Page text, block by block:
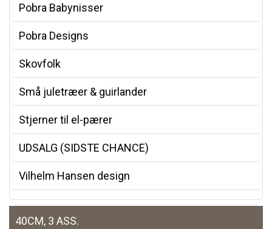
Pobra Babynisser
Pobra Designs
Skovfolk
Små juletræer & guirlander
Stjerner til el-pærer
UDSALG (SIDSTE CHANCE)
Vilhelm Hansen design
40CM, 3 ASS.